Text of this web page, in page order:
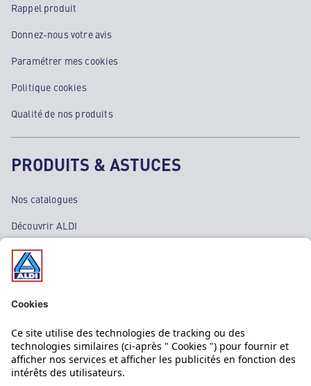
Rappel produit
Donnez-nous votre avis
Paramétrer mes cookies
Politique cookies
Qualité de nos produits
PRODUITS & ASTUCES
Nos catalogues
Découvrir ALDI
Nos bons plans
Nos rayons
Nos marques
Nos astuces
Évènements